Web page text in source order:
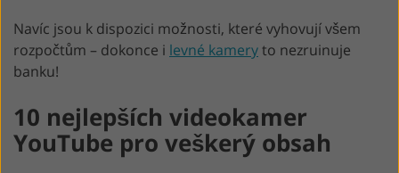
Navíc jsou k dispozici možnosti, které vyhovují všem
rozpočtům – dokonce i levné kameryto nezruinuje
banku!
10 nejlepších videokamer
YouTube pro veškerý obsah